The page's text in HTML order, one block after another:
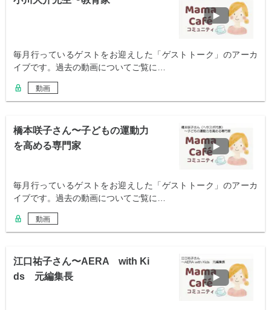
毎月行っているゲストをお迎えした「ゲストトーク」のアーカ
イブです。過去の動画についてご覧に…
動画
橋本咲子さん〜子どもの運動力
を高める専門家
毎月行っているゲストをお迎えした「ゲストトーク」のアーカ
イブです。過去の動画についてご覧に…
動画
江口祐子さん〜AERA with Ki
ds 元編集長